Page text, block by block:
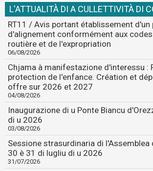
L'ATTUALITÀ DI A CULLETTIVITÀ DI
RT11 / Avis portant établissement d'un
d'alignement conformément aux
routière et de l'expropriation
06/08/2026
Chjama à manifestazione d'interessu :
protection de l'enfance. Création et
offre sur 2026 et 2027
04/08/2026
Inaugurazione di u Ponte Biancu
di u 2026
03/08/2026
Sessione strasurdinaria di l'Assemblea
30 è 31 di lugliu di u 2026
31/07/2026